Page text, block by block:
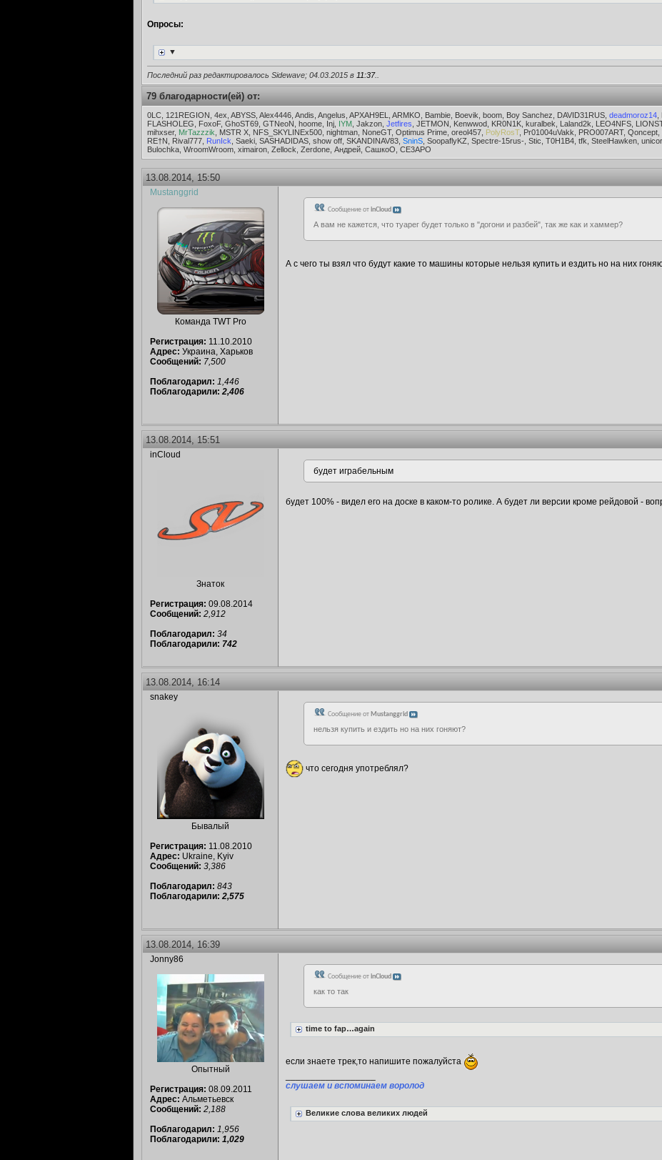
Опросы:
▼
Последний раз редактировалось Sidewave; 04.03.2015 в 11:37..
79 благодарности(ей) от:
0LC, 121REGION, 4ex, ABYSS, Alex4446, Andis, Angelus, APXAH9EL, ARMKO, Bambie, Boevik, boom, Boy Sanchez, DAVID31RUS, deadmoroz14
FLASHOLEG, FoxoF, GhoST69, GTNeoN, hoome, Inj, IYM , Jakzon, Jetfires , JETMON, Kenwwod, KR0N1K, kuralbek, Laland2k, LEO4NFS,
mihxser, MrTazzzik , MSTR X, NFS_SKYLINEx500, nightman, NoneGT, Optimus Prime, oreol457, PolyRosT, Pr01004uVakk, PRO007ART, Qoncept,
RE†N, Rival777, RunIck , Saeki, SASHADIDAS, show off, SKANDINAV83, SninS , SoopaflyKZ, Spectre-15rus-, Stic, T0H1B4, tfk, SteelHawken,
Bulochka, WroomWroom, ximairon, Zellock, Zerdone, Андрей, СашкоО, СЕ3АРО
13.08.2014, 15:50
Mustanggrid
Команда TWT Pro
Регистрация: 11.10.2010
Адрес: Украина, Харьков
Сообщений: 7,500
Поблагодарил: 1,446
Поблагодарили: 2,406
Сообщение от inCloud
А вам не кажется, что туарег будет только в "догони и разбей", так же как и хаммер?
А с чего ты взял что будут какие то машины которые нельзя купить и ездить но на них
13.08.2014, 15:51
inCloud
Знаток
Регистрация: 09.08.2014
Сообщений: 2,912
Поблагодарил: 34
Поблагодарили: 742
будет играбельным
будет 100% - видел его на доске в каком-то ролике. А будет ли версии кроме рейдовой -
13.08.2014, 16:14
snakey
Бывалый
Регистрация: 11.08.2010
Адрес: Ukraine, Kyiv
Сообщений: 3,386
Поблагодарил: 843
Поблагодарили: 2,575
Сообщение от Mustanggrid
нельзя купить и ездить но на них гоняют?
что сегодня употреблял?
13.08.2014, 16:39
Jonny86
Опытный
Регистрация: 08.09.2011
Адрес: Альметьевск
Сообщений: 2,188
Поблагодарил: 1,956
Поблагодарили: 1,029
Сообщение от inCloud
как то так
time to fap…again
если знаете трек,то напишите пожалуйста
слушаем и вспоминаем воролод
Великие слова великих людей